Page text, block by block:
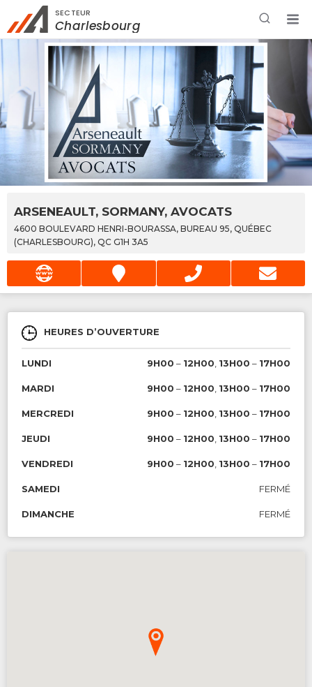
Rechercher à proximité - Entreprise / Rabais /
Services
SECTEUR
Charlesbourg
ARSENEAULT, SORMANY, AVOCATS
4600 BOULEVARD HENRI-BOURASSA, BUREAU 95, QUÉBEC
(CHARLESBOURG), QC G1H 3A5
HEURES D’OUVERTURE
LUNDI 9H00 – 12H00 13H00 – 17H00
MARDI 9H00 – 12H00 13H00 – 17H00
MERCREDI 9H00 – 12H00 13H00 – 17H00
JEUDI 9H00 – 12H00 13H00 – 17H00
VENDREDI 9H00 – 12H00 13H00 – 17H00
SAMEDI FERMÉ
DIMANCHE FERMÉ